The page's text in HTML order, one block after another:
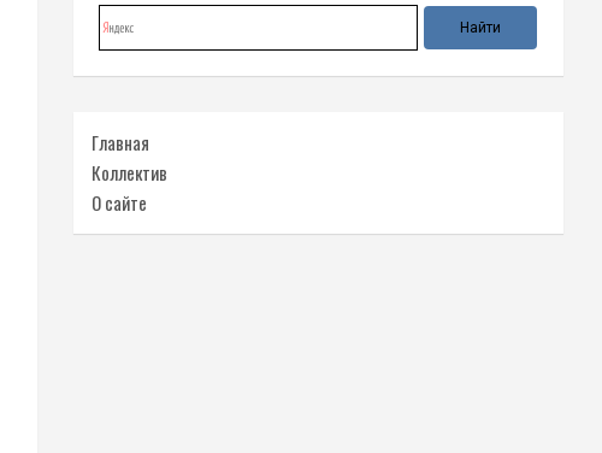
Главная
Коллектив
О сайте